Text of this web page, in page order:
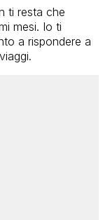
ti resta che
mesi. Io ti
a rispondere a